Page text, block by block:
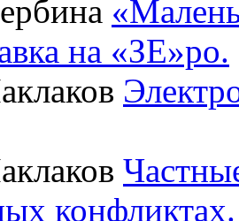
на «ЗЕ»ро.
конфликтах.